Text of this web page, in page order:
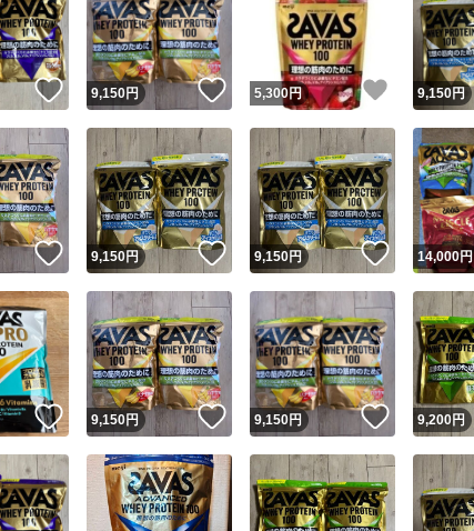
いいね！
9,150円 いいね！
5,300円 いいね！
9,150円
いいね！
9,150円 いいね！
9,150円 いいね！
14,000円
いいね！
9,150円 いいね！
9,150円 いいね！
9,200円